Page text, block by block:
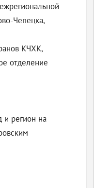
Чепецка,
КЧХК,
отделение
и регион на